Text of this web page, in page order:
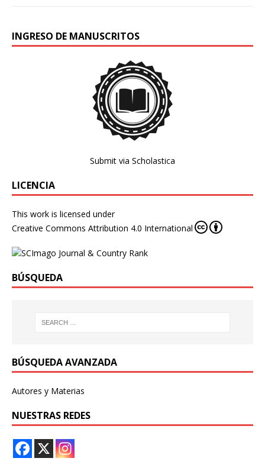
INGRESO DE MANUSCRITOS
Submit via Scholastica
LICENCIA
This work is licensed under
Creative Commons Attribution 4.0 International
BÚSQUEDA
BÚSQUEDA AVANZADA
Autores y Materias
NUESTRAS REDES